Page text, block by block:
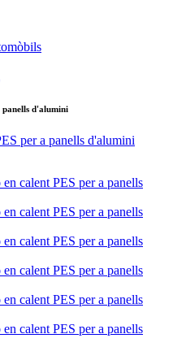
panells d'alumini